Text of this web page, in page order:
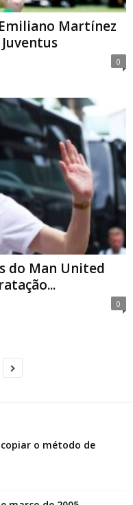
Martínez
0
do Man United
0
o método de